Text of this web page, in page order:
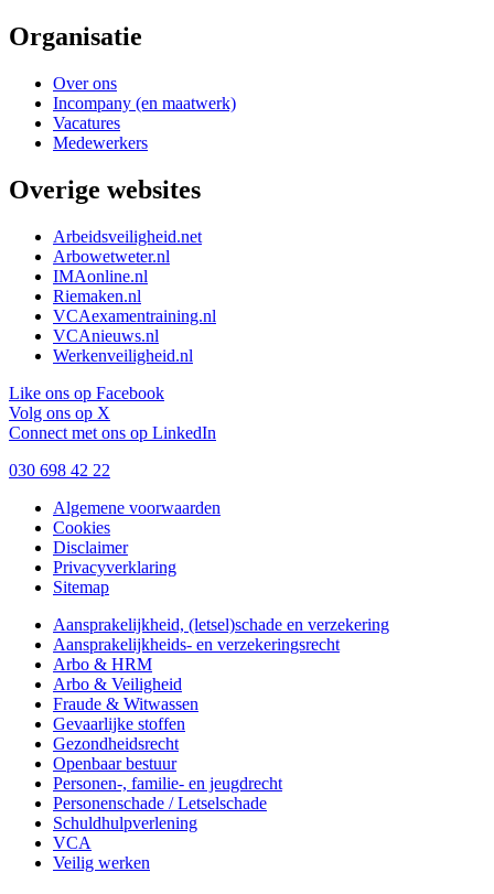
Organisatie
Over ons
Incompany (en maatwerk)
Vacatures
Medewerkers
Overige websites
Arbeidsveiligheid.net
Arbowetweter.nl
IMAonline.nl
Riemaken.nl
VCAexamentraining.nl
VCAnieuws.nl
Werkenveiligheid.nl
Like ons op Facebook
Volg ons op X
Connect met ons op LinkedIn
030 698 42 22
Copyright-
menu
Algemene voorwaarden
Cookies
Disclaimer
Privacyverklaring
Sitemap
Aansprakelijkheid, (letsel)schade en verzekering
Aansprakelijkheids- en verzekeringsrecht
Arbo & HRM
Arbo & Veiligheid
Fraude & Witwassen
Gevaarlijke stoffen
Gezondheidsrecht
Openbaar bestuur
Personen-, familie- en jeugdrecht
Personenschade / Letselschade
Schuldhulpverlening
VCA
Veilig werken